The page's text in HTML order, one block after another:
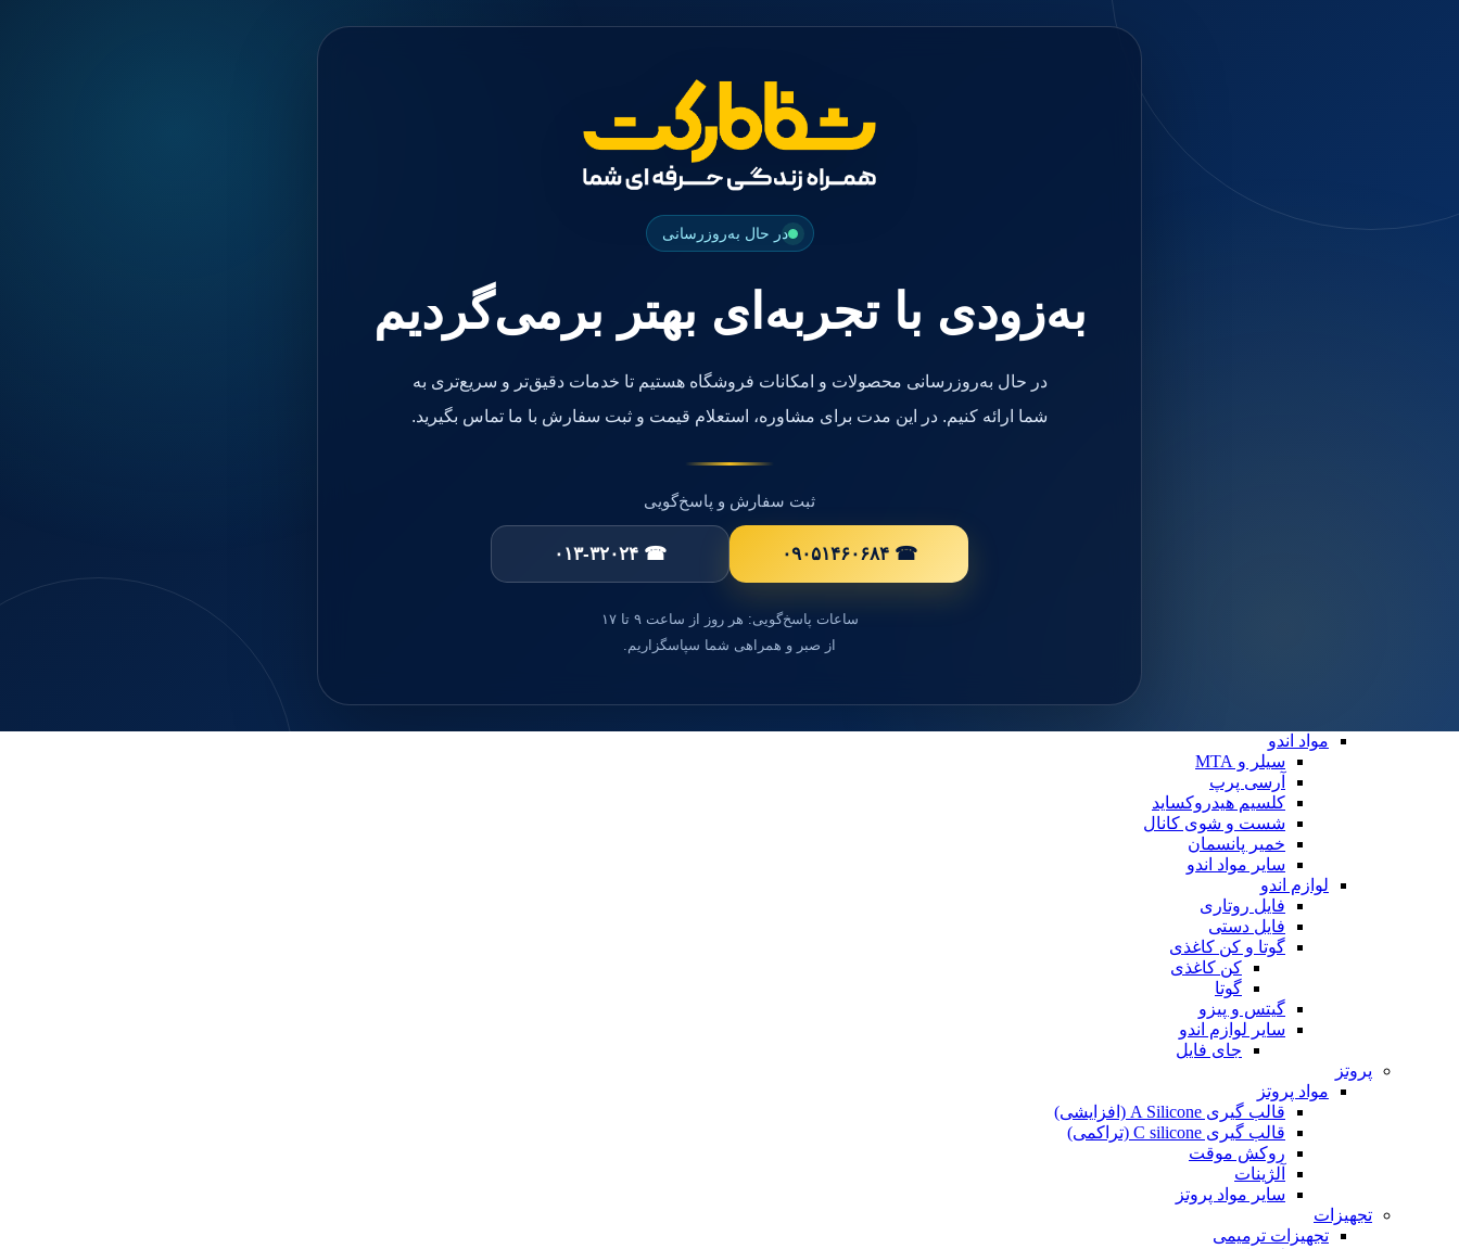
در حال به‌روزرسانی
به‌زودی با تجربه‌ای بهتر برمی‌گردیم
در حال به‌روزرسانی محصولات و امکانات فروشگاه هستیم تا خدمات دقیق‌تر و سریع‌تری به
شما ارائه کنیم. در این مدت برای مشاوره، استعلام قیمت و ثبت سفارش با ما تماس بگیرید.
ثبت سفارش و پاسخ‌گویی
☎ ۰۹۰۵۱۴۶۰۶۸۴ ☎ ۰۱۳-۳۲۰۲۴
ساعات پاسخ‌گویی: هر روز از ساعت ۹ تا ۱۷
از صبر و همراهی شما سپاسگزاریم.
کاپ و مولت پرداخت
مواد اندو
سیلر و MTA
آرسی پرپ
کلسیم هیدروکساید
شست و شوی کانال
خمیر پانسمان
سایر مواد اندو
لوازم اندو
فایل روتاری
فایل دستی
گوتا و کن کاغذی
کن کاغذی
گوتا
گیتس و پیزو
سایر لوازم اندو
جای فایل
پروتز
مواد پروتز
قالب گیری A Silicone (افزایشی)
قالب گیری C silicone (تراکمی)
روکش موقت
آلژینات
سایر مواد پروتز
تجهیزات
تجهیزات ترمیمی